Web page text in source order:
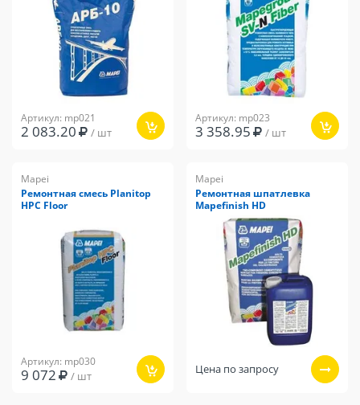
Артикул: mp021
2 083.20 / шт
Артикул: mp023
3 358.95 / шт
Mapei
Ремонтная смесь Planitop
HPC Floor
Артикул: mp030
9 072 / шт
Mapei
Ремонтная шпатлевка
Mapefinish HD
Цена по запросу